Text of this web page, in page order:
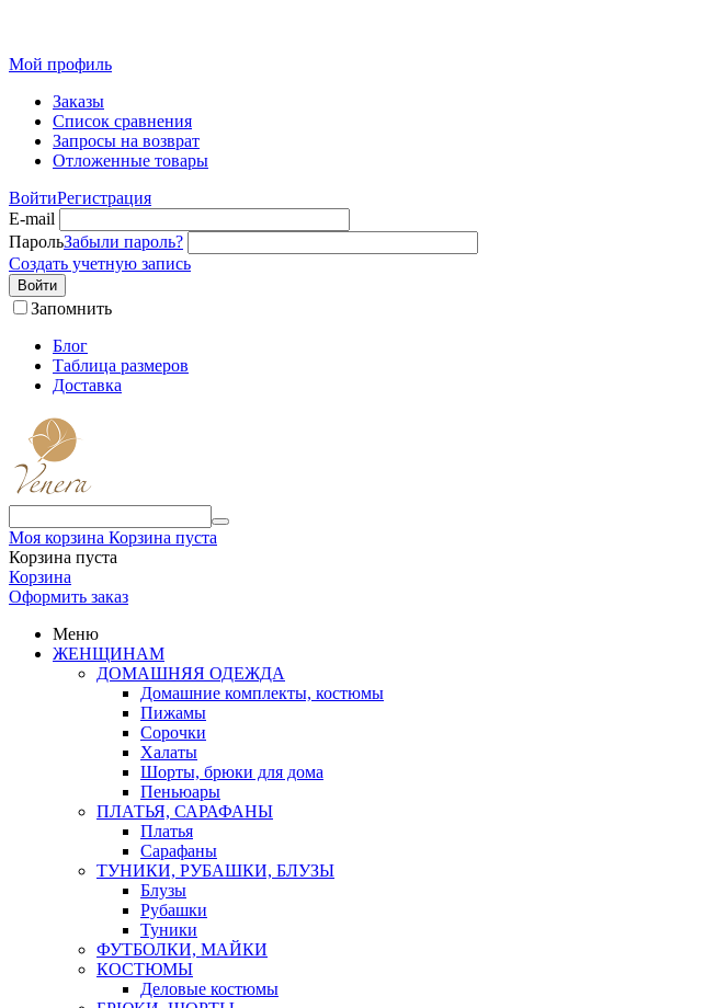
Мой профиль
Заказы
Список сравнения
Запросы на возврат
Отложенные товары
ВойтиРегистрация
E-mail
ПарольЗабыли пароль?
Создать учетную запись
Войти
Запомнить
Блог
Таблица размеров
Доставка
Моя корзина Корзина пуста
Корзина пуста
Корзина
Оформить заказ
Меню
ЖЕНЩИНАМ
ДОМАШНЯЯ ОДЕЖДА
Домашние комплекты, костюмы
Пижамы
Сорочки
Халаты
Шорты, брюки для дома
Пеньюары
ПЛАТЬЯ, САРАФАНЫ
Платья
Сарафаны
ТУНИКИ, РУБАШКИ, БЛУЗЫ
Блузы
Рубашки
Туники
ФУТБОЛКИ, МАЙКИ
КОСТЮМЫ
Деловые костюмы